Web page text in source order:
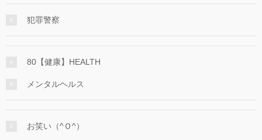
犯罪警察
80【健康】HEALTH
メンタルヘルス
お笑い（^Ｏ^）